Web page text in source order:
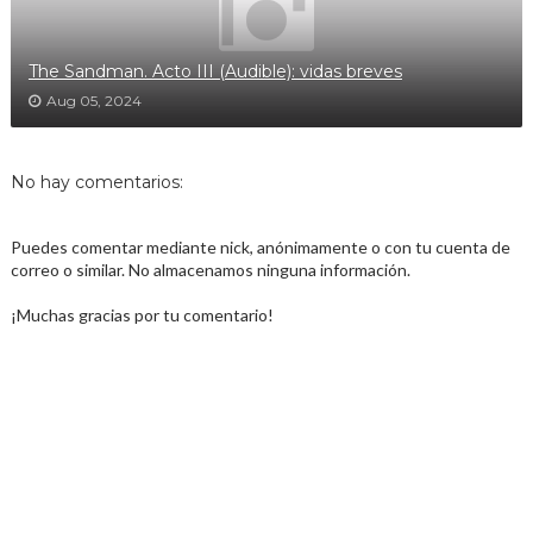
The Sandman. Acto III (Audible): vidas breves
Aug 05, 2024
No hay comentarios:
Puedes comentar mediante nick, anónimamente o con tu cuenta de
correo o similar. No almacenamos ninguna información.
¡Muchas gracias por tu comentario!